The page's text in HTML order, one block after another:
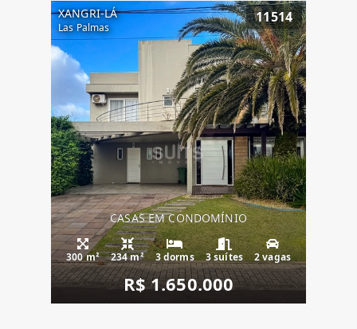
XANGRI-LÁ
Las Palmas
11514
CASAS EM CONDOMÍNIO
300 m² 234 m² 3 dorms 3 suítes 2 vagas
R$ 1.650.000